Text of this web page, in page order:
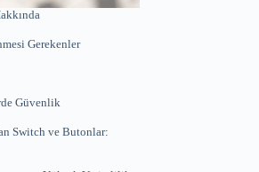
Gerekenler
Güvenlik
Switch ve Butonlar: